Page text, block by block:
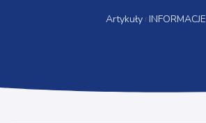
Artykuły INFORMACJE